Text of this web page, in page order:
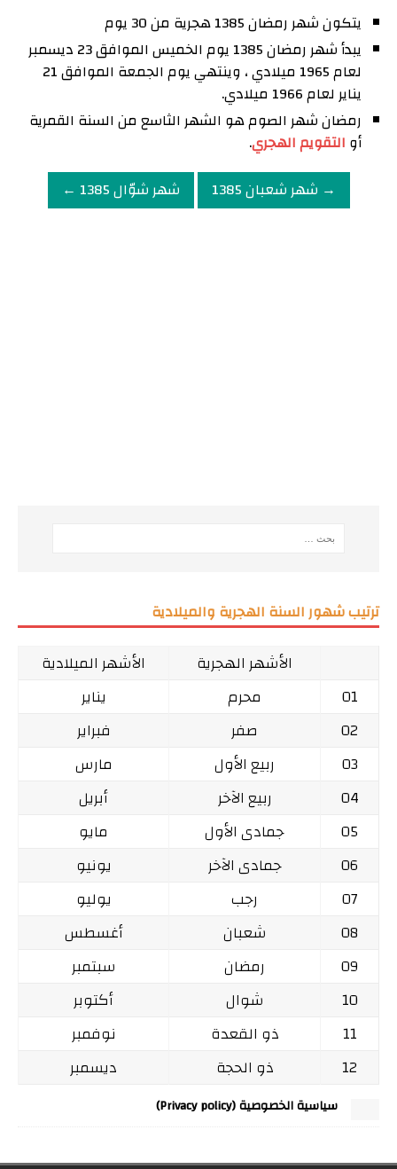
يتكون شهر رمضان 1385 هجرية من 30 يوم
يبدأ شهر رمضان 1385 يوم الخميس الموافق 23 ديسمبر
لعام 1965 ميلادي ، وينتهي يوم الجمعة الموافق 21
يناير لعام 1966 ميلادي.
رمضان شهر الصوم هو الشهر الثاسع من السنة القمرية
أو التقويم الهجري.
→ شهر شعبان 1385
شهر شوّال 1385 ←
ترتيب شهور السنة الهجرية والميلادية
الأشهر الهجرية
الأشهر الميلادية
01
محرم
يناير
02
صفر
فبراير
03
ربيع الأول
مارس
04
ربيع الآخر
أبريل
05
جمادى الأول
مايو
06
جمادى الآخر
يونيو
07
رجب
يوليو
08
شعبان
أغسطس
09
رمضان
سبتمبر
10
شوال
أكتوبر
11
ذو القعدة
نوفمبر
12
ذو الحجة ديسمبر
سياسية الخصوصية (Privacy policy)